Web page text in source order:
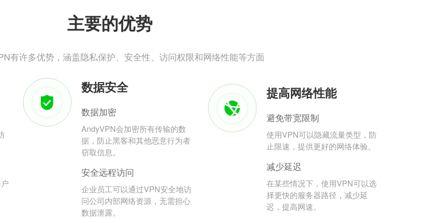
主要的优势
有许多优势，涵盖隐私保护、安全性、访问权限和网络性能等方面
数据安全
数据加密
AndyVPN会加密所有传输的数
据，防止黑客和其他恶意行为者
窃取信息。
安全远程访问
企业员工可以通过VPN安全地访
问公司内部网络资源，无需担心
数据泄露。
提高网络性能
避免带宽限制
使用VPN可以隐藏流量类型，防
止限速，提供更好的网络体验。
减少延迟
在某些情况下，使用VPN可以选
择更快的服务器路径，减少延
迟，提高网速。